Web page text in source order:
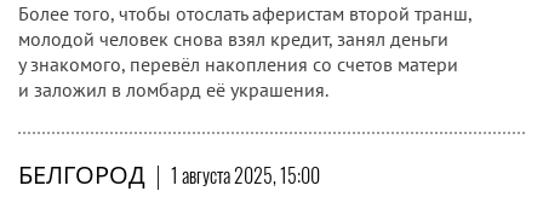
Более того, чтобы отослать аферистам второй транш,
молодой человек снова взял кредит, занял деньги
у знакомого, перевёл накопления со счетов матери
и заложил в ломбард её украшения.
БЕЛГОРОД | 1 августа 2025, 15:00